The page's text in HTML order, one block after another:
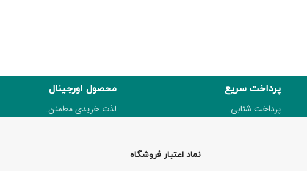
پرداخت سریع
پرداخت شتابی.
محصول اورجینال
لذت خریدی مطمئن.
نماد اعتبار فروشگاه